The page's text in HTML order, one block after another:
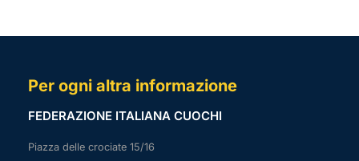
Per ogni altra informazione
FEDERAZIONE ITALIANA CUOCHI
Piazza delle crociate 15/16